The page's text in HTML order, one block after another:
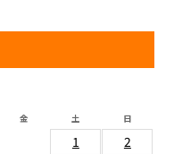
金 土 日
1
2